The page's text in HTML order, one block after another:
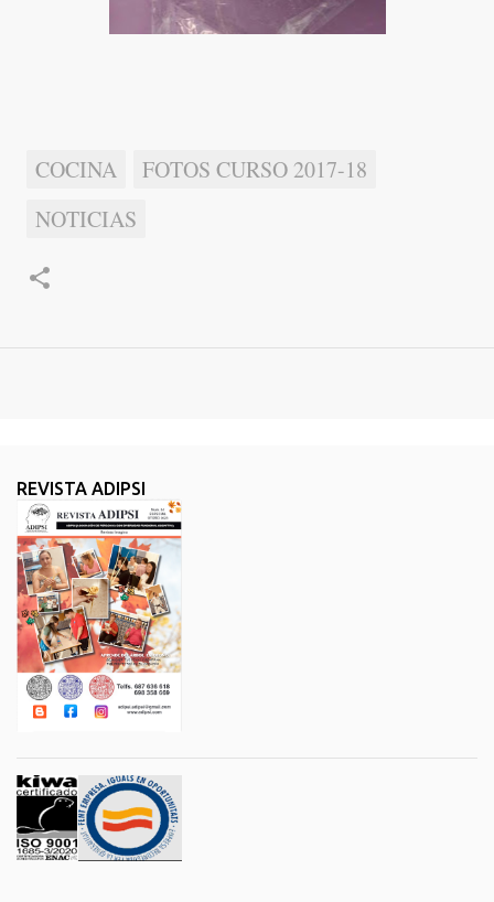
COCINA
FOTOS CURSO 2017-18
NOTICIAS
REVISTA ADIPSI